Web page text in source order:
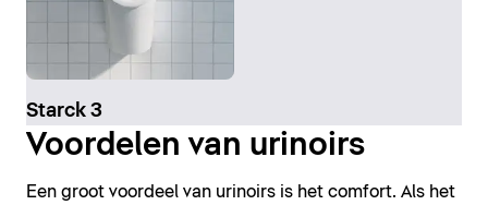
Starck 3
Voordelen van urinoirs
Een groot voordeel van urinoirs is het comfort. Als het